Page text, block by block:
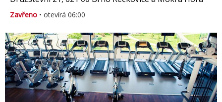
Zavřeno • otevírá 06:00